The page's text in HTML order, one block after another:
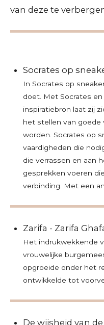
van deze te
Socrates op
In Socrates op
doet. Met Socrates
inspiratiebron laat zij
het stellen van goede
worden. Socrates op
vaardigheden die
die verrassen en aan
gesprekken voeren
verbinding. Met een
Zarifa - Zarifa
Het indrukwekkende
vrouwelijke
opgroeide onder het
ontwikkelde tot
De wijsheid van